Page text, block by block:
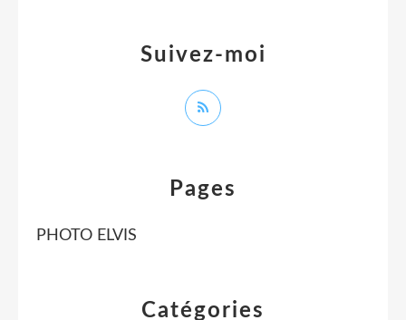
Catégories
Pages
PHOTO ELVIS
Suivez-moi